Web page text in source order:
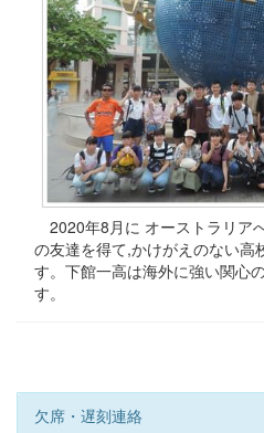
2020年8月に オーストラリア
の友達を得て,かけがえのない高
す。下館一高は海外に強い関心
す。
欠席・遅刻連絡